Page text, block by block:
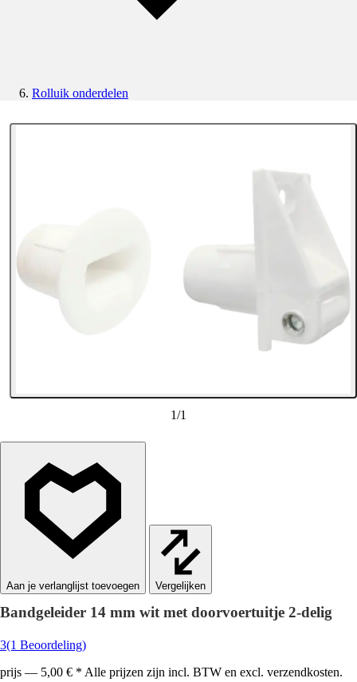
Rolluik onderdelen
1/1
Vergelijken
Bandgeleider 14 mm wit met doorvoertuitje 2-delig
3(1 Beoordeling)
prijs — 5,00 € * Alle prijzen zijn incl. BTW en excl. verzendkosten.